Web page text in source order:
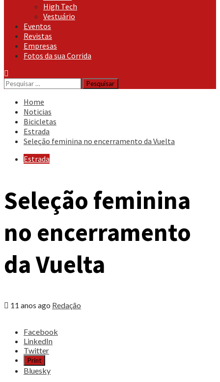
High Tech
Vestuário
Eventos
Revistas
Empresas
Fotos da sua Corrida
Pesquisar
por:
Home
Noticias
Bicicletas
Estrada
Seleção feminina no encerramento da Vuelta
Estrada
Seleção feminina
no encerramento
da Vuelta
11 anos ago Redação
Share
post
"Seleção
feminina
Facebook
LinkedIn
Twitter
Print
Bluesky